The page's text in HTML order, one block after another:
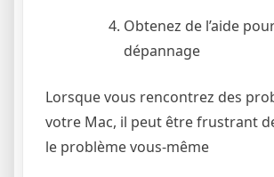
Obtenez de l’aide
dépannage
Lorsque vous rencontrez des
votre Mac, il peut être frustrant
le problème vous-même